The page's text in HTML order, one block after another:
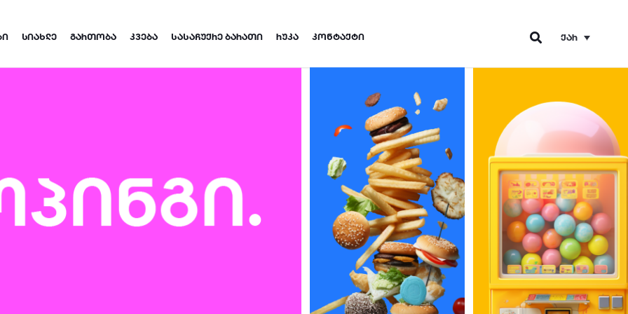
ᲡᲘᲐᲮᲚᲔ ᲒᲐᲠᲗᲝᲑᲐ ᲙᲕᲔᲑᲐ ᲡᲐᲡᲐᲩᲣᲥᲠᲔ ᲑᲐᲠᲐᲗᲘ ᲠᲣᲙᲐ ᲙᲝᲜᲢᲐᲥᲢᲘ ᲥᲐᲠ